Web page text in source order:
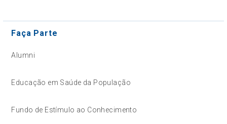
Faça Parte
Alumni
Educação em Saúde da População
Fundo de Estímulo ao Conhecimento